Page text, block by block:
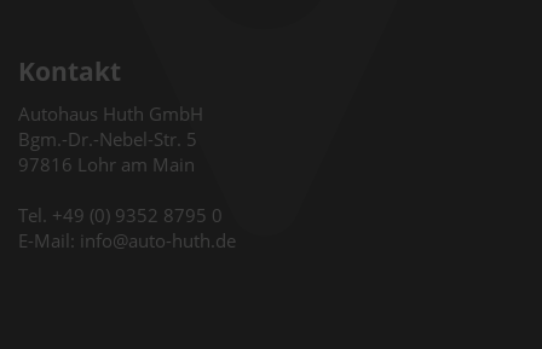
Kontakt
Autohaus Huth GmbH
Bgm.-Dr.-Nebel-Str. 5
97816 Lohr am Main
Tel. +49 (0) 9352 8795 0
E-Mail: info@auto-huth.de